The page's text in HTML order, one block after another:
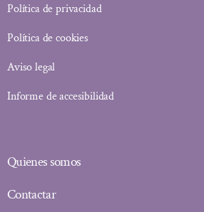
Política de privacidad
Política de cookies
Aviso legal
Informe de accesibilidad
Quienes somos
Contactar